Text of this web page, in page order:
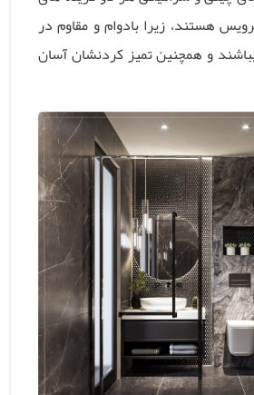
هستند، زیرا بادوام و مقاوم در
و همچنین تمیز کردنشان آسان